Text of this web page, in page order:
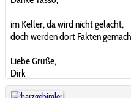
im Keller, da wird nicht gelacht,
doch werden dort Fakten
Liebe Grüße,
Dirk